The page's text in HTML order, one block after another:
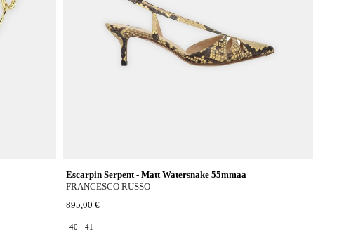
Escarpin Serpent - Matt Watersnake 55mmaa
FRANCESCO RUSSO
895,00 €
40 41